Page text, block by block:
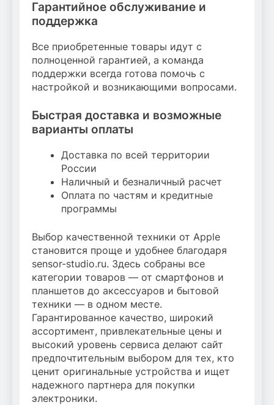
Гарантийное обслуживание и
поддержка
Все приобретенные товары идут с
полноценной гарантией, а команда
поддержки всегда готова помочь с
настройкой и возникающими вопросами.
Быстрая доставка и возможные
варианты оплаты
Доставка по всей территории
России
Наличный и безналичный расчет
Оплата по частям и кредитные
программы
Выбор качественной техники от Apple
становится проще и удобнее благодаря
sensor-studio.ru. Здесь собраны все
категории товаров — от смартфонов и
планшетов до аксессуаров и бытовой
техники — в одном месте.
Гарантированное качество, широкий
ассортимент, привлекательные цены и
высокий уровень сервиса делают сайт
предпочтительным выбором для тех, кто
ценит оригинальные устройства и ищет
надежного партнера для покупки
электроники.